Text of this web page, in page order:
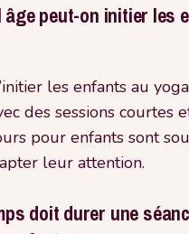
peut-on initier les
les enfants au
des sessions courtes
pour enfants sont
leur attention.
doit durer une